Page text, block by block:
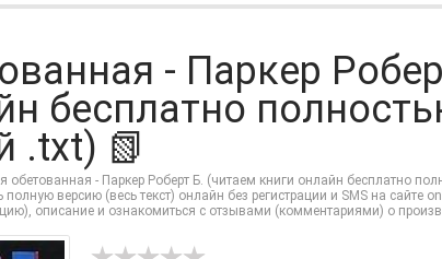
- Паркер
бесплатно
.txt) 📗
обетованная - Паркер Роберт Б. (читаем книги онлайн бесплатно
версию (весь текст) онлайн без регистрации и SMS на сайте
описание и ознакомиться с отзывами (комментариями) о